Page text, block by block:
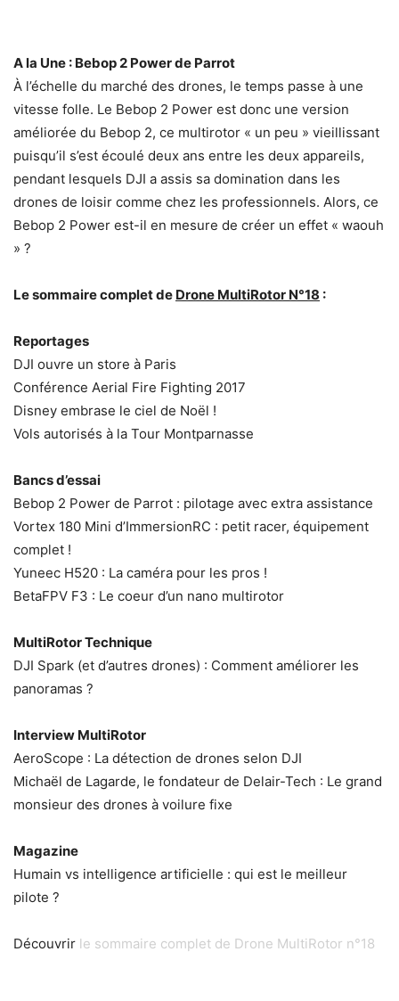
A la Une : Bebop 2 Power de Parrot
À l’échelle du marché des drones, le temps passe à une
vitesse folle. Le Bebop 2 Power est donc une version
améliorée du Bebop 2, ce multirotor « un peu » vieillissant
puisqu’il s’est écoulé deux ans entre les deux appareils,
pendant lesquels DJI a assis sa domination dans les
drones de loisir comme chez les professionnels. Alors, ce
Bebop 2 Power est-il en mesure de créer un effet « waouh
» ?
Le sommaire complet de Drone MultiRotor N°18 :
Reportages
DJI ouvre un store à Paris
Conférence Aerial Fire Fighting 2017
Disney embrase le ciel de Noël !
Vols autorisés à la Tour Montparnasse
Bancs d’essai
Bebop 2 Power de Parrot : pilotage avec extra assistance
Vortex 180 Mini d’ImmersionRC : petit racer, équipement
complet !
Yuneec H520 : La caméra pour les pros !
BetaFPV F3 : Le coeur d’un nano multirotor
MultiRotor Technique
DJI Spark (et d’autres drones) : Comment améliorer les
panoramas ?
Interview MultiRotor
AeroScope : La détection de drones selon DJI
Michaël de Lagarde, le fondateur de Delair-Tech : Le grand
monsieur des drones à voilure fixe
Magazine
Humain vs intelligence artificielle : qui est le meilleur
pilote ?
Découvrir le sommaire complet de Drone MultiRotor n°18